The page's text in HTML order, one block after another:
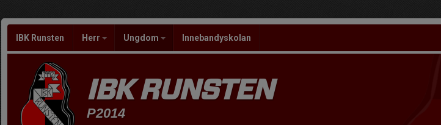
IBK Runsten Herr Ungdom Innebandyskolan
IBK RUNSTEN
P2014